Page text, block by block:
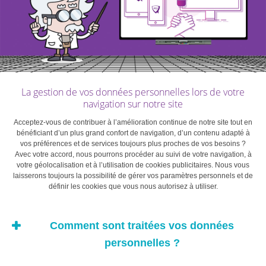
en couleurs sont
beaucoup plus rares et
sont classés sur une
échelle distincte. Les
couleurs les plus rares et
les plus précieuses sont
verts saturés.
La gestion de vos données personnelles lors de votre
navigation sur notre site
Acceptez-vous de contribuer à l’amélioration continue de notre site tout en
bénéficiant d’un plus grand confort de navigation, d’un contenu adapté à
vos préférences et de services toujours plus proches de vos besoins ?
Avec votre accord, nous pourrons procéder au suivi de votre navigation, à
votre géolocalisation et à l’utilisation de cookies publicitaires. Nous vous
laisserons toujours la possibilité de gérer vos paramètres personnels et de
définir les cookies que vous nous autorisez à utiliser.
Comment sont traitées vos données
personnelles ?